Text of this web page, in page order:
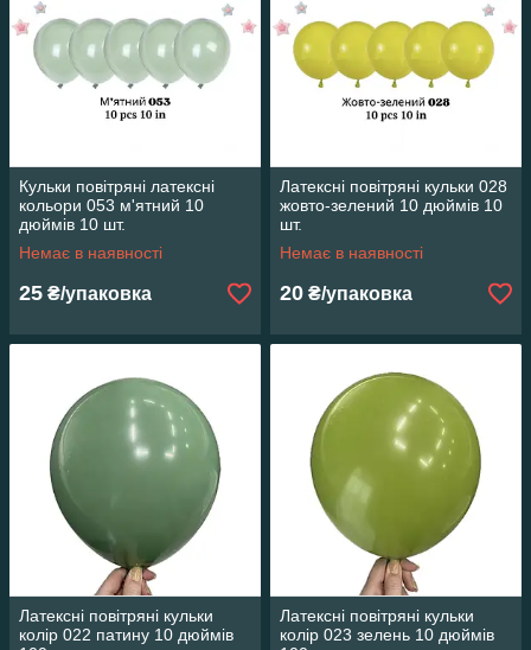
Кульки повітряні латексні
кольори 053 м'ятний 10
дюймів 10 шт.
Немає в наявності
25 ₴/упаковка
Латексні повітряні кульки 028
жовто-зелений 10 дюймів 10
шт.
Немає в наявності
20 ₴/упаковка
Латексні повітряні кульки
колір 022 патину 10 дюймів
Латексні повітряні кульки
колір 023 зелень 10 дюймів